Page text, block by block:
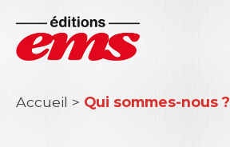
Accueil > Qui sommes-nous ?